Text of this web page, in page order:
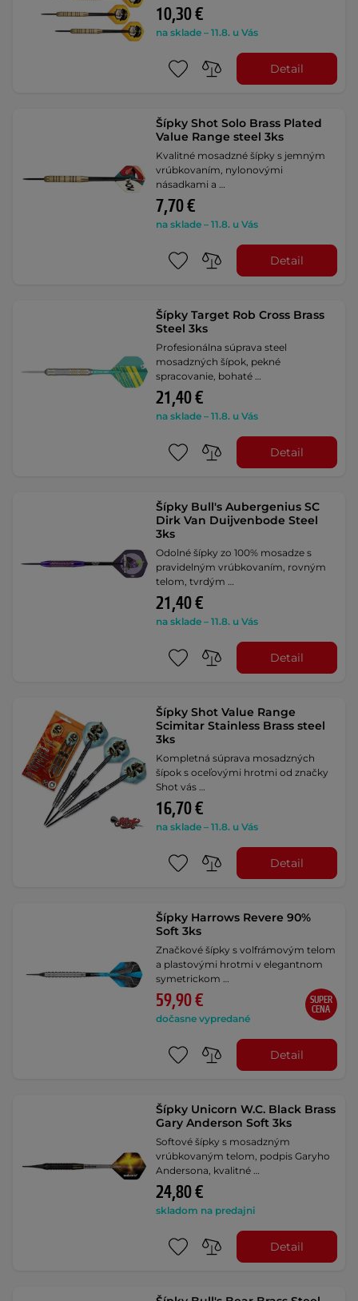
10,30 €
na sklade – 11.8. u Vás
Detail
Šípky Shot Solo Brass Plated
Value Range steel 3ks
Kvalitné mosadzné šípky s jemným
vrúbkovaním, nylonovými
násadkami a …
7,70 €
na sklade – 11.8. u Vás
Detail
Šípky Target Rob Cross Brass
Steel 3ks
Profesionálna súprava steel
mosadzných šípok, pekné
spracovanie, bohaté …
21,40 €
na sklade – 11.8. u Vás
Detail
Šípky Bull's Aubergenius SC
Dirk Van Duijvenbode Steel
3ks
Odolné šípky zo 100% mosadze s
pravidelným vrúbkovaním, rovným
telom, tvrdým …
21,40 €
na sklade – 11.8. u Vás
Detail
Šípky Shot Value Range
Scimitar Stainless Brass steel
3ks
Kompletná súprava mosadzných
šípok s oceľovými hrotmi od značky
Shot vás …
16,70 €
na sklade – 11.8. u Vás
Detail
Šípky Harrows Revere 90%
Soft 3ks
Značkové šípky s volfrámovým telom
a plastovými hrotmi v elegantnom
symetrickom …
59,90 €
dočasne vypredané
SUPER
CENA
Detail
Šípky Unicorn W.C. Black Brass
Gary Anderson Soft 3ks
Softové šípky s mosadzným
vrúbkovaným telom, podpis Garyho
Andersona, kvalitné …
24,80 €
skladom na predajni
Detail